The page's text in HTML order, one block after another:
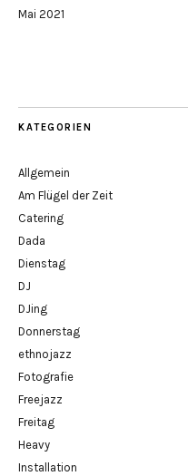
Mai 2021
KATEGORIEN
Allgemein
Am Flügel der Zeit
Catering
Dada
Dienstag
DJ
DJing
Donnerstag
ethnojazz
Fotografie
Freejazz
Freitag
Heavy
Installation